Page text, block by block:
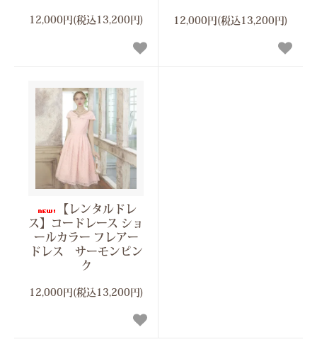
12,000円(税込13,200円) 12,000円(税込13,200円)
【レンタルドレ
ス】コードレース ショ
ールカラー フレアー
ドレス サーモンピン
ク
12,000円(税込13,200円)